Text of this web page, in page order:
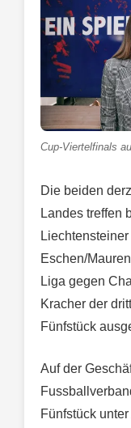
Cup-Viertelfinals
Die beiden
Landes treffen
Eschen/
Liga gegen
Kracher der
Fünfstück
Auf der
Fünfstück